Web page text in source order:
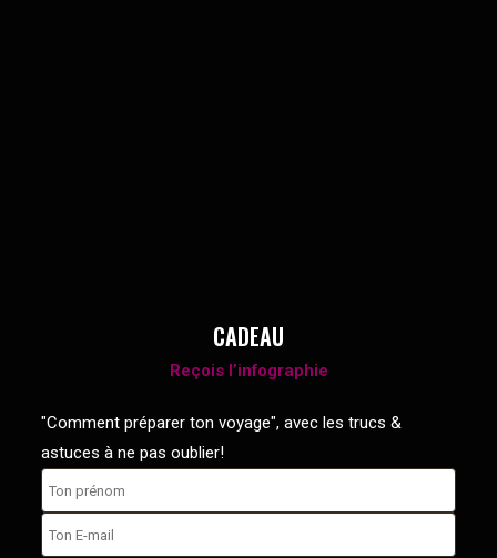
CADEAU
Reçois l’infographie
"Comment préparer ton voyage", avec les trucs &
astuces à ne pas oublier!